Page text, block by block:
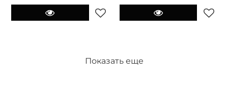
Показать еще